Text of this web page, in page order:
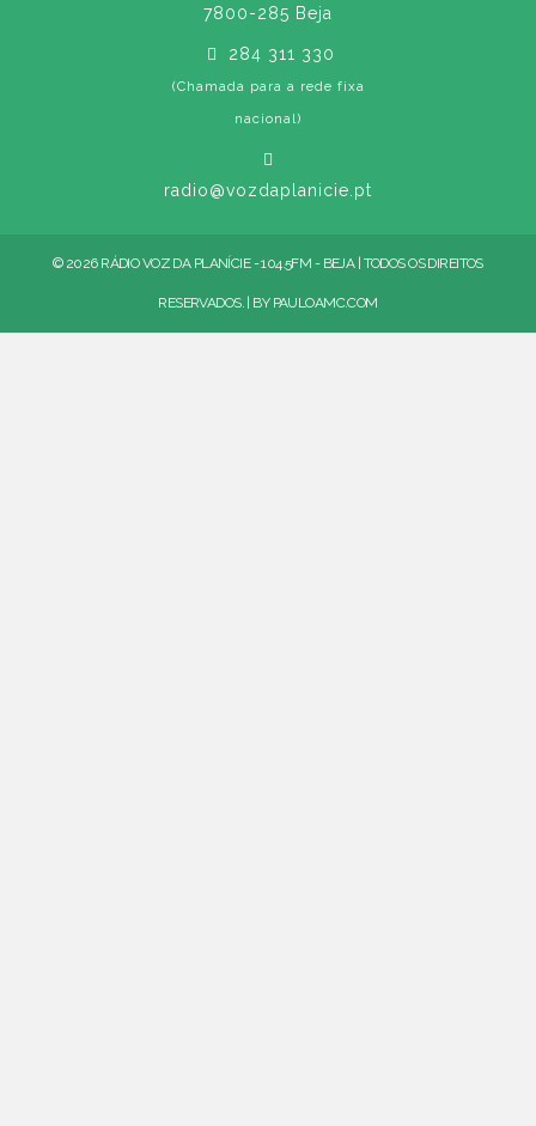
7800-285 Beja
284 311 330
(Chamada para a rede fixa
nacional)
radio@vozdaplanicie.pt
© 2026 RÁDIO VOZ DA PLANÍCIE - 104.5FM - BEJA | TODOS OS DIREITOS
RESERVADOS. | BY PAULOAMC.COM